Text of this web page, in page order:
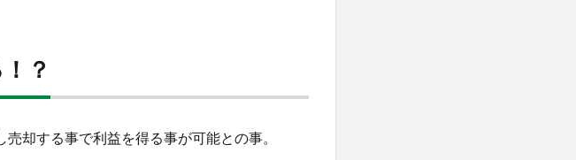
？
却する事で利益を得る事が可能との事。